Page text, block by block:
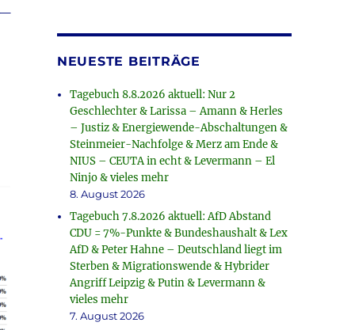
NEUESTE BEITRÄGE
Tagebuch 8.8.2026 aktuell: Nur 2
Geschlechter & Larissa – Amann & Herles
– Justiz & Energiewende-Abschaltungen &
Steinmeier-Nachfolge & Merz am Ende &
NIUS – CEUTA in echt & Levermann – El
Ninjo & vieles mehr
8. August 2026
Tagebuch 7.8.2026 aktuell: AfD Abstand
CDU = 7%-Punkte & Bundeshaushalt & Lex
AfD & Peter Hahne – Deutschland liegt im
Sterben & Migrationswende & Hybrider
Angriff Leipzig & Putin & Levermann &
vieles mehr
7. August 2026